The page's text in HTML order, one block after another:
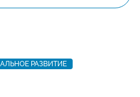
РАЗВИТИЕ